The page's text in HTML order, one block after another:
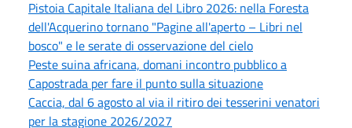
Pistoia Capitale Italiana del Libro 2026: nella Foresta
dell'Acquerino tornano "Pagine all'aperto – Libri nel
bosco" e le serate di osservazione del cielo
Peste suina africana, domani incontro pubblico a
Capostrada per fare il punto sulla situazione
Caccia, dal 6 agosto al via il ritiro dei tesserini venatori
per la stagione 2026/2027